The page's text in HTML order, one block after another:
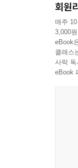
회원
매주
3,000
eBook
클래스
사락
eBook